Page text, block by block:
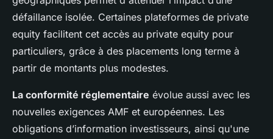
défaillance isolée. Certaines plateformes de private
equity facilitent cet accès au private equity pour
particuliers, grâce à des placements long terme à
partir de montants plus modestes.
La conformité réglementaire évolue aussi avec les
nouvelles exigences AMF et européennes. Les
obligations d’information investisseurs, ainsi qu'une